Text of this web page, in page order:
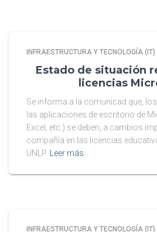
INFRAESTRUCTURA Y TECNOLOGÍA (IT)
Estado de situación
licencias
Se informa a la comunicad que,
las aplicaciones de escritorio de
Excel, etc.) se deben, a cambios
compañía en las licencias
UNLP
Leer más
INFRAESTRUCTURA Y TECNOLOGÍA (IT)